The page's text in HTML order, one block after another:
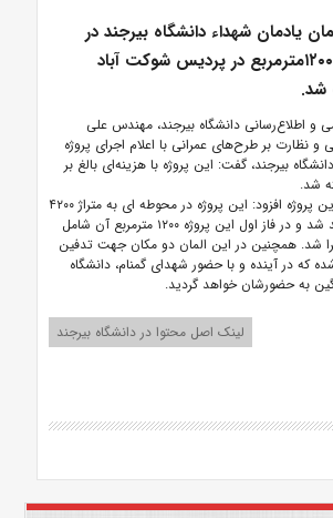
یادمان شهداء دانشگاه بیرجند در
فضایی بالغ بر ۱۲۰۰مترمربع در پردیس شوکت آباد
شد.
و اطلاع‌رسانی دانشگاه بیرجند، مهندس علی
و نظارت بر طرح‌های عمرانی با اعلام اجرای پروژه
بیرجند، گفت: این پروژه با هزینه‌ای بالغ بر
وی درخصوص متراژ این پروژه افزود: این پروژه در محوطه ای به متراژ ۴۲۰۰
مترمربع ساخته خواهد شد و در فاز اول این پروژه ۱۲۰۰ مترمربع آن شامل
شد. همچنین در این المان دو مکان جهت تدفین
که در آینده و با حضور شهدای گمنام، دانشگاه
به حضورشان خواهد گردید.
لینک اصل محتوا در دانشگاه بیرجند